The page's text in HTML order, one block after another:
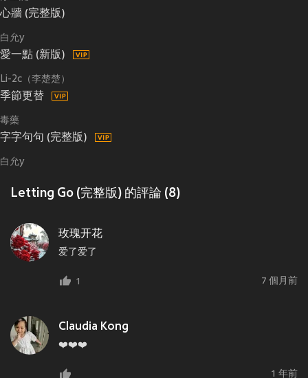
心牆 (完整版)
白允y
愛一點 (新版)
Li-2c（李楚楚）
季節更替
毒藥
字字句句 (完整版)
白允y
Letting Go (完整版) 的評論 (8)
玫瑰开花
爱了爱了
1 7 個月前
Claudia Kong
❤️❤️❤️
1 年前